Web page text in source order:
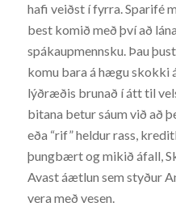
hafi veiðst í fyrra. Sparifé
best komið með því að
spákaupmennsku. Þau
komu bara á hægu skokki
lýðræðis brunað í átt til
bitana betur sáum við að
eða “rif” heldur rass,
þungbært og mikið áfall,
Avast áætlun sem styður
vera með vesen.